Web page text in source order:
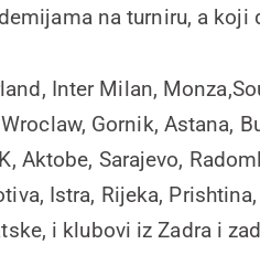
na turniru, a
Inter Milan,
Gornik, Astana,
Aktobe, Sarajevo,
Istra, Rijeka,
i klubovi iz Zadra i